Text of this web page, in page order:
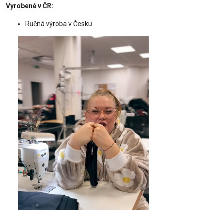
Vyrobené v ČR:
Ručná výroba v Česku